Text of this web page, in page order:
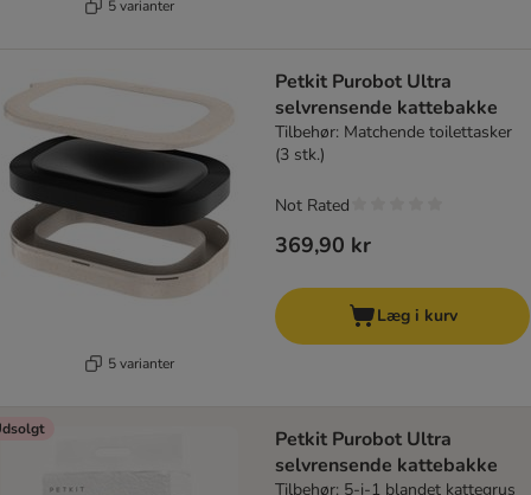
5 varianter
5 varianter
Petkit Purobot Ultra
selvrensende kattebakke
Tilbehør: Matchende toilettasker
(3 stk.)
369,90 kr
Not Rated
Læg i kurv
Petkit Purobot Ultra
selvrensende kattebakke
Tilbehør: 5-i-1 blandet kattegrus